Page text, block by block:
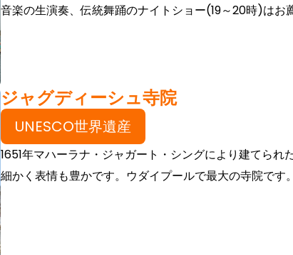
音楽の生演奏、伝統舞踊のナイトショー(19～20時)はお
ジャグディーシュ寺院
UNESCO世界遺産
1651年マハーラナ・ジャガート・シングにより建てら
細かく表情も豊かです。ウダイプールで最大の寺院です。